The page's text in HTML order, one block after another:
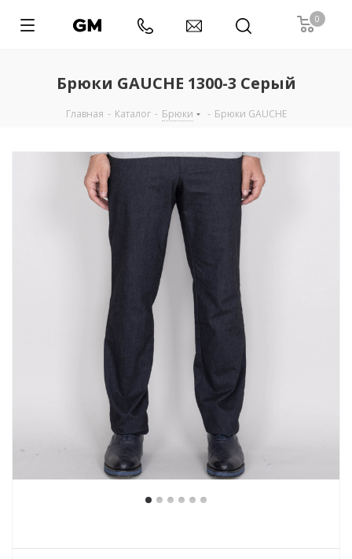
0
Брюки GAUCHE 1300-3 Серый
Главная - Каталог - Брюки - Брюки GAUCHE